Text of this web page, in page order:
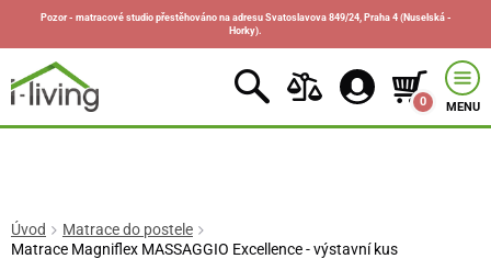
Pozor - matracové studio přestěhováno na adresu Svatoslavova 849/24, Praha 4 (Nuselská -
Horky).
0 MENU
Úvod
Matrace do postele
Matrace Magniflex MASSAGGIO Excellence - výstavní kus